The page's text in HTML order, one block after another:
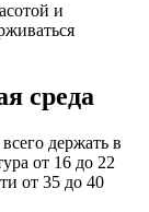
и
среда
держать в
от 16 до 22
от 35 до 40